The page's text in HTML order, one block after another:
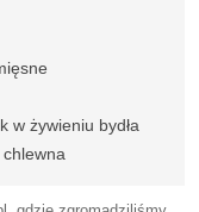
w żywieniu bydła